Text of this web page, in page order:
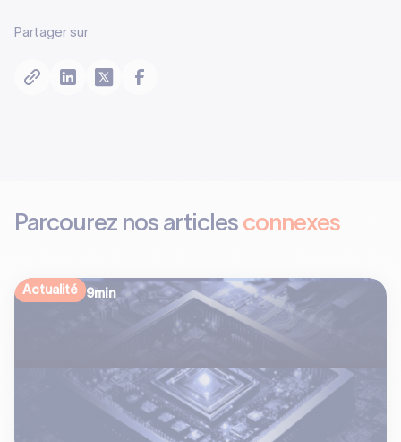
Partager sur
Parcourez nos articles connexes
Actualité 9min